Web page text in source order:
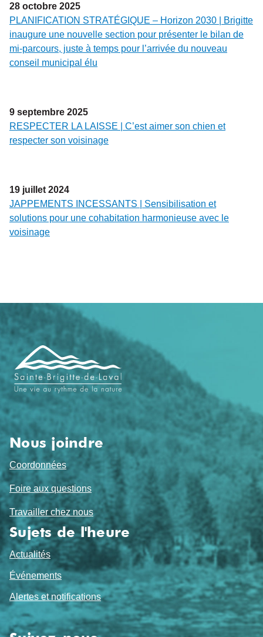
28 octobre 2025
PLANIFICATION STRATÉGIQUE – Horizon 2030 | Brigitte
inaugure une nouvelle section pour présenter le bilan de
mi-parcours, juste à temps pour l’arrivée du nouveau
conseil municipal élu
9 septembre 2025
RESPECTER LA LAISSE | C’est aimer son chien et
respecter son voisinage
19 juillet 2024
JAPPEMENTS INCESSANTS | Sensibilisation et
solutions pour une cohabitation harmonieuse avec le
voisinage
Navigation
de
pied
de
page
Nous joindre
Coordonnées
Foire aux questions
Travailler chez nous
Sujets de l'heure
Actualités
Événements
Alertes et notifications